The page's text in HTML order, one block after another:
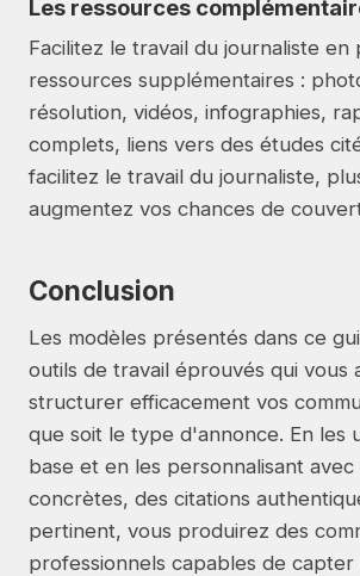
Les ressources
Facilitez le travail du journaliste en
ressources supplémentaires :
résolution, vidéos, infographies,
complets, liens vers des études
facilitez le travail du journaliste,
augmentez vos chances de
Conclusion
Les modèles présentés dans ce
outils de travail éprouvés qui vous
structurer efficacement vos
que soit le type d'annonce. En les
base et en les personnalisant avec
concrètes, des citations
pertinent, vous produirez des
professionnels capables de